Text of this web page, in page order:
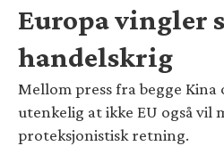
Europa vingler
handelskrig
Mellom press fra begge Kina
utenkelig at ikke EU også vil
proteksjonistisk retning.